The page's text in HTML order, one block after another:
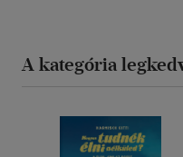
A kategória